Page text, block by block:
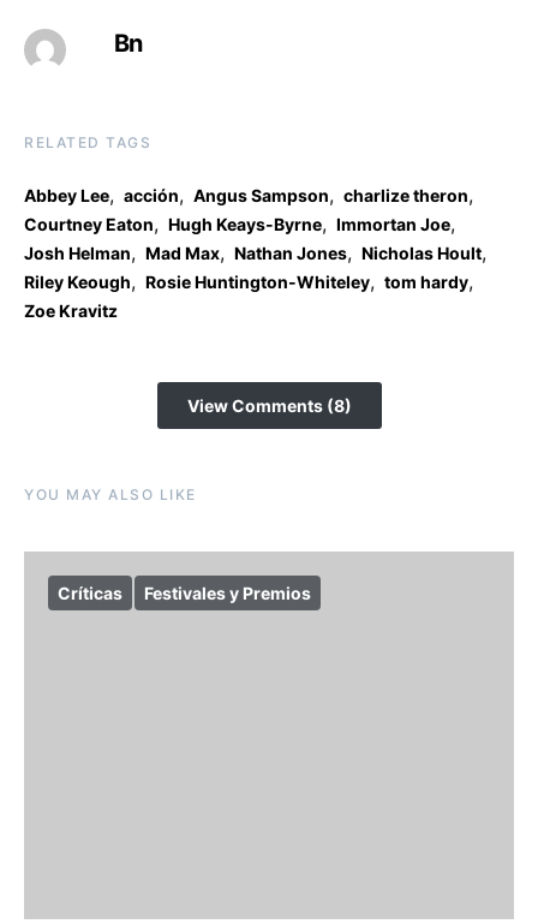
Bn
RELATED TAGS
Abbey Lee, acción, Angus Sampson, charlize theron,
Courtney Eaton, Hugh Keays-Byrne, Immortan Joe,
Josh Helman, Mad Max, Nathan Jones, Nicholas Hoult,
Riley Keough, Rosie Huntington-Whiteley, tom hardy,
Zoe Kravitz
View Comments (8)
YOU MAY ALSO LIKE
Críticas Festivales y Premios